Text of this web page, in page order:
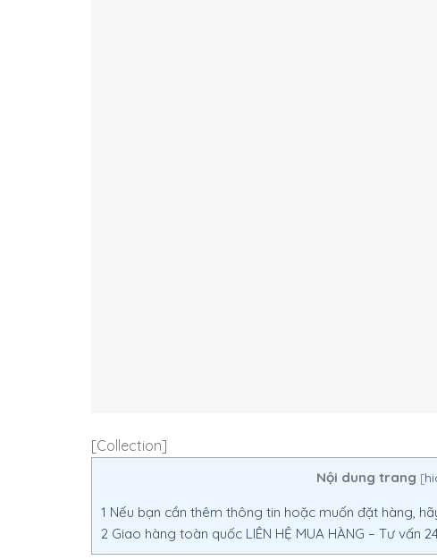
[Collection]
Nội dung trang [
1 Nếu bạn cần thêm thông tin hoặc muốn đặt hàng,
2 Giao hàng toàn quốc LIÊN HỆ MUA HÀNG – Tư vấn